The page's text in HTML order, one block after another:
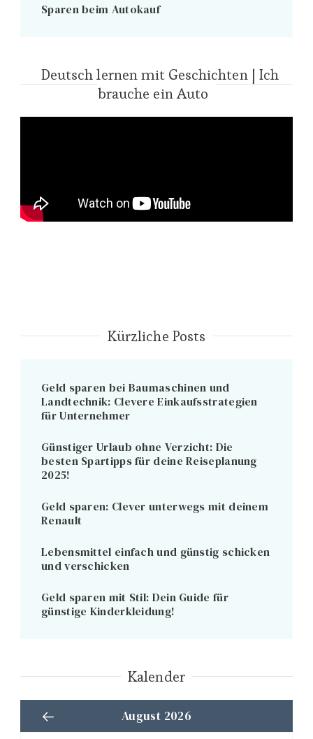
Sparen beim Autokauf
Deutsch lernen mit Geschichten | Ich
brauche ein Auto
Kürzliche Posts
Geld sparen bei Baumaschinen und
Landtechnik: Clevere Einkaufsstrategien
für Unternehmer
Günstiger Urlaub ohne Verzicht: Die
besten Spartipps für deine Reiseplanung
2025!
Geld sparen: Clever unterwegs mit deinem
Renault
Lebensmittel einfach und günstig schicken
und verschicken
Geld sparen mit Stil: Dein Guide für
günstige Kinderkleidung!
Kalender
August 2026